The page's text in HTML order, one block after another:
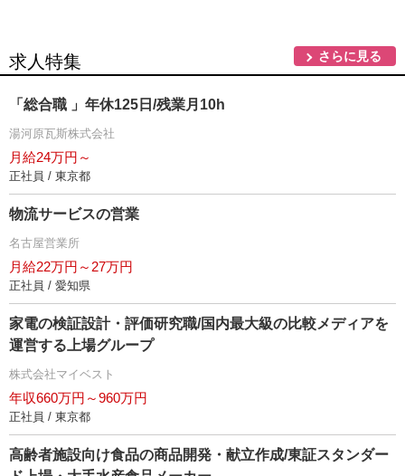
求人特集 さらに見る
「総合職 」年休125日/残業月10h
湯河原瓦斯株式会社
月給24万円～
正社員 / 東京都
物流サービスの営業
名古屋営業所
月給22万円～27万円
正社員 / 愛知県
家電の検証設計・評価研究職/国内最大級の比較メディアを
運営する上場グループ
株式会社マイベスト
年収660万円～960万円
正社員 / 東京都
高齢者施設向け食品の商品開発・献立作成/東証スタンダー